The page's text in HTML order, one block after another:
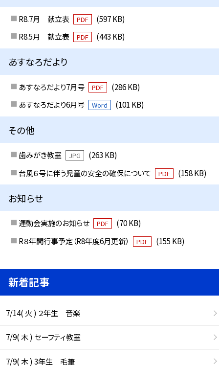
R8.7月 献立表 PDF
(597 KB)
R8.5月 献立表
PDF (443 KB)
あすなろだより
あすなろだより7月号 PDF
(286 KB)
あすなろだより6月号
Word (101 KB)
その他
歯みがき教室 JPG
(263 KB)
台風６号に伴う児童の安全の確保について
PDF (158 KB)
お知らせ
運動会実施のお知らせ PDF
(70 KB)
R８年間行事予定（R8年度6月更新）
PDF (155 KB)
新着記事
7/14( 火 ) ２年生 音楽
7/9( 木 ) セーフティ教室
7/9( 木 ) 3年生 毛筆